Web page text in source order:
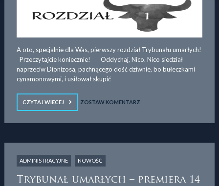
A oto, specjalnie dla Was, pierwszy rozdział Trybunału umarłych!
Przeczytajcie koniecznie! Oddychaj, Nico. Nico siedział
naprzeciw Dionizosa, pachnącego dość dziwnie, bo bułeczkami
cynamonowymi, i usiłował skupić
CZYTAJ WIĘCEJ ZOSTAW KOMENTARZ
ADMINISTRACYJNE NOWOŚĆ
Trybunał umarłych – premiera 14